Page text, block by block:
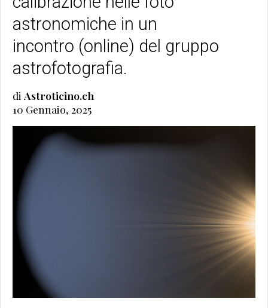
astronomiche in un
incontro (online) del gruppo
astrofotografia.
di Astroticino.ch
10 Gennaio, 2025